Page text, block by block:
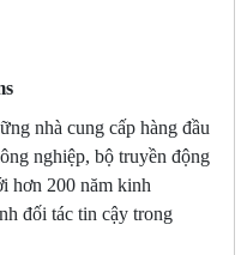
nhà cung cấp hàng đầu
nghiệp, bộ truyền động
hơn 200 năm kinh
đối tác tin cậy trong